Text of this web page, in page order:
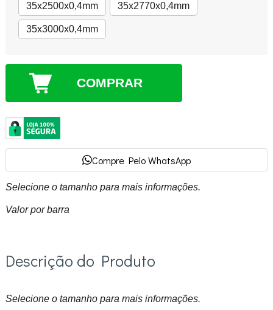
35x2500x0,4mm 35x2770x0,4mm
35x3000x0,4mm
COMPRAR
Compre Pelo WhatsApp
Selecione o tamanho para mais informações.
Valor por barra
Descrição do Produto
Selecione o tamanho para mais informações.